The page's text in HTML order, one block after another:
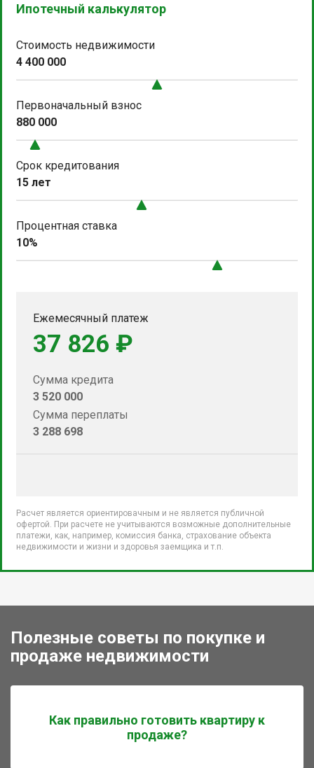
Ипотечный калькулятор
Стоимость недвижимости
4 400 000
Первоначальный взнос
880 000
Срок кредитования
15 лет
Процентная ставка
10%
Ежемесячный платеж
37 826 ₽
Сумма кредита
3 520 000
Сумма переплаты
3 288 698
Расчет является ориентировачным и не является публичной
офертой. При расчете не учитываются возможные дополнительные
платежи, как, например, комиссия банка, страхование объекта
недвижимости и жизни и здоровья заемщика и т.п.
Полезные советы по покупке и
продаже недвижимости
Как правильно готовить квартиру к
продаже?